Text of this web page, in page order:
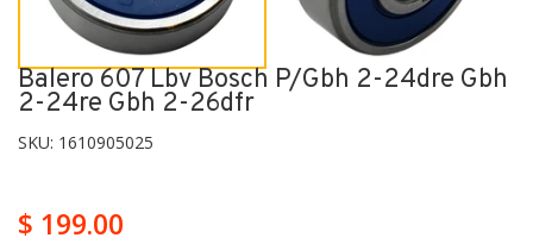
Balero 607 Lbv Bosch P/gbh 2-24dre Gbh
2-24re Gbh 2-26dfr
SKU: 1610905025
$ 199.00